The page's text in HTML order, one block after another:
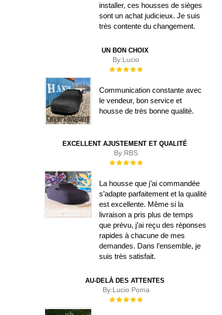
installer, ces housses de sièges
sont un achat judicieux. Je suis
très contente du changement.
UN BON CHOIX
By:Lucio
Évaluation :
Communication constante avec
le vendeur, bon service et
housse de très bonne qualité.
EXCELLENT AJUSTEMENT ET QUALITÉ
By:RBS
Évaluation :
La housse que j’ai commandée
s’adapte parfaitement et la qualité
est excellente. Même si la
livraison a pris plus de temps
que prévu, j’ai reçu des réponses
rapides à chacune de mes
demandes. Dans l’ensemble, je
suis très satisfait.
AU-DELÀ DES ATTENTES
By:Lucio Poma
Évaluation :